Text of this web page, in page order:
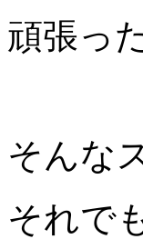
頑張っ
そんな
それで